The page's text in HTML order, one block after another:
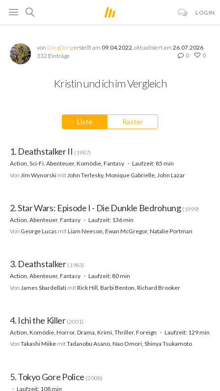
LOGIN
von DingDongerstellt am 09.04.2022 , aktualisiert am26.07.2026
332 Einträge
0 0
Kristin und ich im Vergleich
Liste Raster
1. Deathstalker II (1987)
Action, Sci-Fi, Abenteuer, Komödie, Fantasy
Laufzeit: 85 min
Von Jim Wynorski mit John Terlesky, Monique Gabrielle, John Lazar
2. Star Wars: Episode I - Die Dunkle Bedrohung (1999)
Action, Abenteuer, Fantasy
Laufzeit: 136 min
Von George Lucas mitLiam Neeson, Ewan McGregor, Natalie Portman
3. Deathstalker (1983)
Action, Abenteuer, Fantasy
Laufzeit: 80 min
Von James Sbardellati mitRick Hill, Barbi Benton, Richard Brooker
4. Ichi the Killer (2001)
Action, Komödie, Horror, Drama, Krimi, Thriller, Foreign
Laufzeit: 129 min
Von Takashi Miike mitTadanobu Asano, Nao Omori, Shinya Tsukamoto
5. Tokyo Gore Police (2008)
Laufzeit: 108 min